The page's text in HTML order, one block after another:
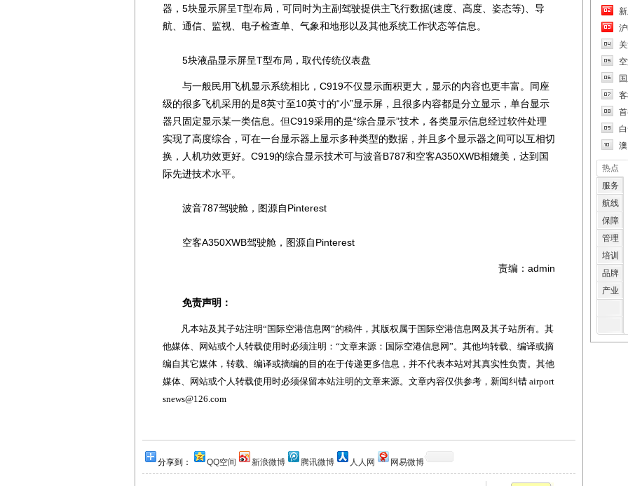
器，5块显示屏呈T型布局，可同时为主副驾驶提供主飞行数据(速度、高度、姿态等)、导
航、通信、监视、电子检查单、气象和地形以及其他系统工作状态等信息。
5块液晶显示屏呈T型布局，取代传统仪表盘
与一般民用飞机显示系统相比，C919不仅显示面积更大，显示的内容也更丰富。同座
级的很多飞机采用的是8英寸至10英寸的“小”显示屏，且很多内容都是分立显示，单台显示
器只固定显示某一类信息。但C919采用的是“综合显示”技术，各类显示信息经过软件处理
实现了高度综合，可在一台显示器上显示多种类型的数据，并且多个显示器之间可以互相切
换，人机功效更好。C919的综合显示技术可与波音B787和空客A350XWB相媲美，达到国
际先进技术水平。
波音787驾驶舱，图源自Pinterest
空客A350XWB驾驶舱，图源自Pinterest
责编：admin
免责声明：
凡本站及其子站注明“国际空港信息网”的稿件，其版权属于国际空港信息网及其子站所有。其
他媒体、网站或个人转载使用时必须注明：“文章来源：国际空港信息网”。其他均转载、编译或摘
编自其它媒体，转载、编译或摘编的目的在于传递更多信息，并不代表本站对其真实性负责。其他
媒体、网站或个人转载使用时必须保留本站注明的文章来源。文章内容仅供参考，新闻纠错 airport
snews@126.com
分享到： QQ空间 新浪微博 腾讯微博 人人网 网易微博
热点
服务
航线
保障
管理
培训
品牌
产业